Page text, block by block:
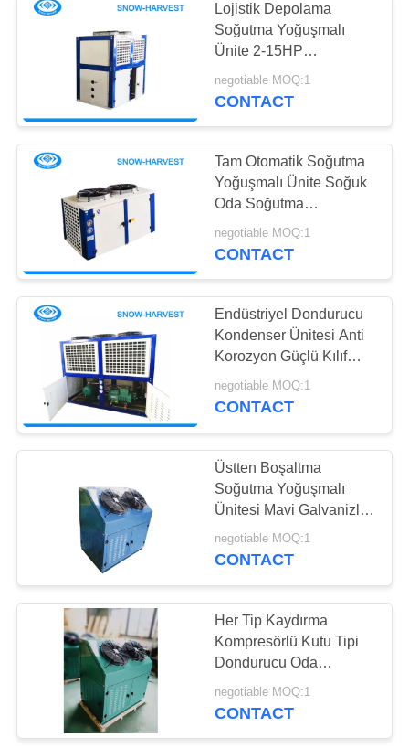
Sebze Soğuk Depo
Mini Soğuk Depo
Prefabrik Soğuk
Oda
5
Lojistik Soğuk Depo
Lojistik Depolama
Soğutma Yoğuşmalı
Ünite 2-15HP
Kompresör Güç Girişi
negotiable MOQ:1
CONTACT
Tam Otomatik Soğutma
Yoğuşmalı Ünite Soğuk
Oda Soğutma
Ekipmanları
negotiable MOQ:1
CONTACT
Endüstriyel Dondurucu
Kondenser Ünitesi Anti
Korozyon Güçlü Kılıf
Uzun Çalışma Ömrü
negotiable MOQ:1
CONTACT
Üstten Boşaltma
Soğutma Yoğuşmalı
Ünitesi Mavi Galvanizli
Çelik Muhafaza
negotiable MOQ:1
CONTACT
Her Tip Kaydırma
Kompresörlü Kutu Tipi
Dondurucu Oda
Yoğuşmalı Ünitesi
negotiable MOQ:1
CONTACT